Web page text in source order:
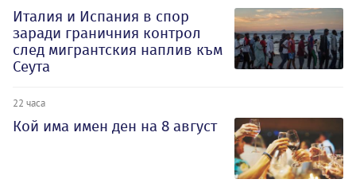
Италия и Испания в спор
заради граничния контрол
след мигрантския наплив към
Сеута
22 часа
Кой има имен ден на 8 август